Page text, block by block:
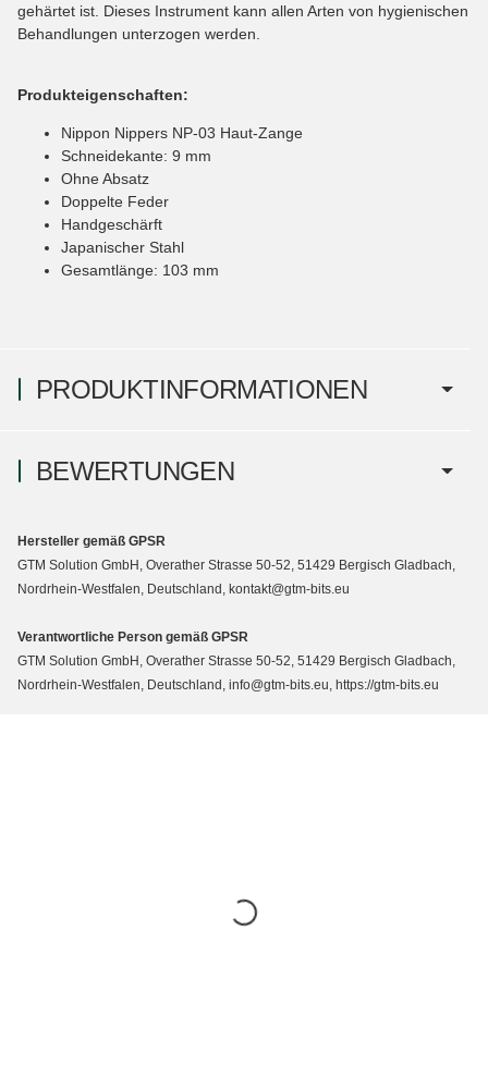
PRODUKTINFORMATIONEN
gehärtet ist. Dieses Instrument kann allen Arten von hygienischen
Behandlungen unterzogen werden.
Produkteigenschaften:
Nippon Nippers NP-03 Haut-Zange
Schneidekante: 9 mm
Ohne Absatz
Doppelte Feder
Handgeschärft
Japanischer Stahl
Gesamtlänge: 103 mm
BEWERTUNGEN
Hersteller gemäß GPSR
GTM Solution GmbH, Overather Strasse 50-52, 51429 Bergisch Gladbach,
Nordrhein-Westfalen, Deutschland, kontakt@gtm-bits.eu
Verantwortliche Person gemäß GPSR
GTM Solution GmbH, Overather Strasse 50-52, 51429 Bergisch Gladbach,
Nordrhein-Westfalen, Deutschland, info@gtm-bits.eu, https://gtm-bits.eu